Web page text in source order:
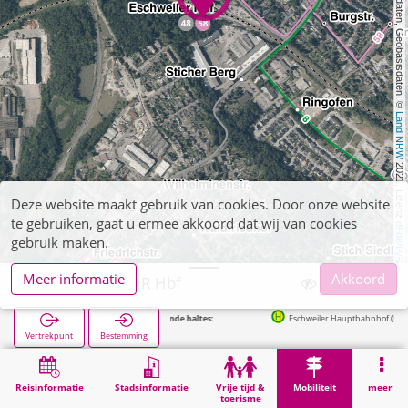
, Kartendaten, Geobasisdaten: ©
Land NRW
2021, Lizenz
dl-de/by-2-0
Reisinformatie Stadsinformatie
Vrije tijd &
toerisme
Mobiliteit meer
Eschweiler, P+R Hbf
Vertrekpunt Bestemming
Volgende haltes: Eschweiler Hauptbahnhof (Bus) in 33m
Mobiliteit Eschweiler, P+R Hbf
Deze website maakt gebruik van cookies. Door onze website
te gebruiken, gaat u ermee akkoord dat wij van cookies
gebruik maken.
Meer informatie
Akkoord